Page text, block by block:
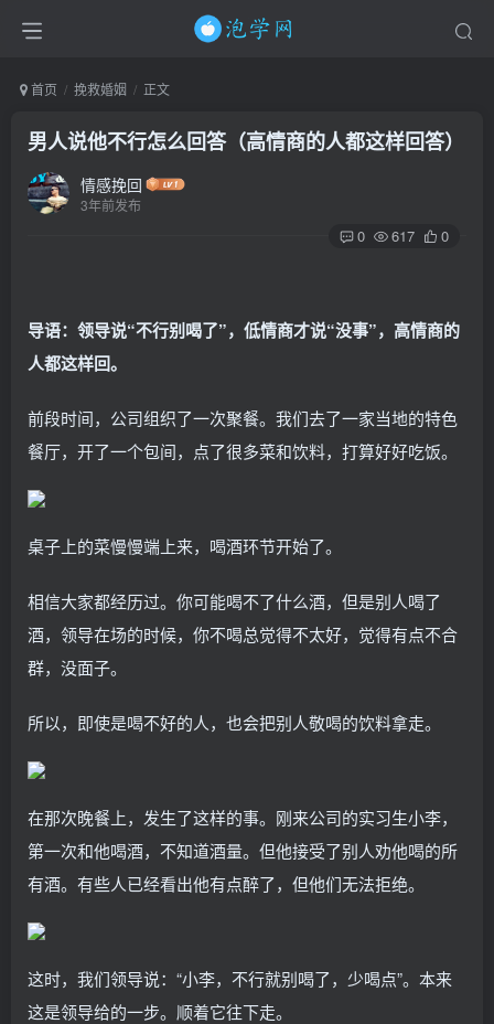
首页 挽救婚姻 正文
男人说他不行怎么回答（高情商的人都这样回答）
情感挽回
3年前发布
0 617 0
导语：领导说“不行别喝了”，低情商才说“没事”，高情商的
人都这样回。
前段时间，公司组织了一次聚餐。我们去了一家当地的特色
餐厅，开了一个包间，点了很多菜和饮料，打算好好吃饭。
桌子上的菜慢慢端上来，喝酒环节开始了。
相信大家都经历过。你可能喝不了什么酒，但是别人喝了
酒，领导在场的时候，你不喝总觉得不太好，觉得有点不合
群，没面子。
所以，即使是喝不好的人，也会把别人敬喝的饮料拿走。
在那次晚餐上，发生了这样的事。刚来公司的实习生小李，
第一次和他喝酒，不知道酒量。但他接受了别人劝他喝的所
有酒。有些人已经看出他有点醉了，但他们无法拒绝。
这时，我们领导说：“小李，不行就别喝了，少喝点”。本来
这是领导给的一步。顺着它往下走。